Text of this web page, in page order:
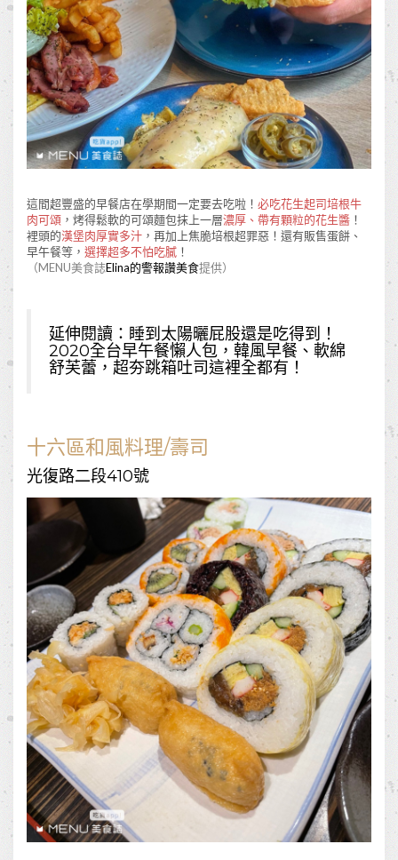
這間超豐盛的早餐店在學期間一定要去吃啦！ 必吃花生起司培根牛
肉可頌 ，烤得鬆軟的可頌麵包抹上一層濃厚、帶有顆粒的花生醬 ！
裡頭的漢堡肉厚實多汁 ，再加上焦脆培根超罪惡！還有販售蛋餅、
早午餐等， 選擇超多不怕吃膩 ！
（MENU美食誌Elina的警報讚美食提供）
延伸閱讀： 睡到太陽曬屁股還是吃得到！
2020全台早午餐懶人包，韓風早餐、軟綿
舒芙蕾，超夯跳箱吐司這裡全都有！
十六區和風料理/壽司
光復路二段410號